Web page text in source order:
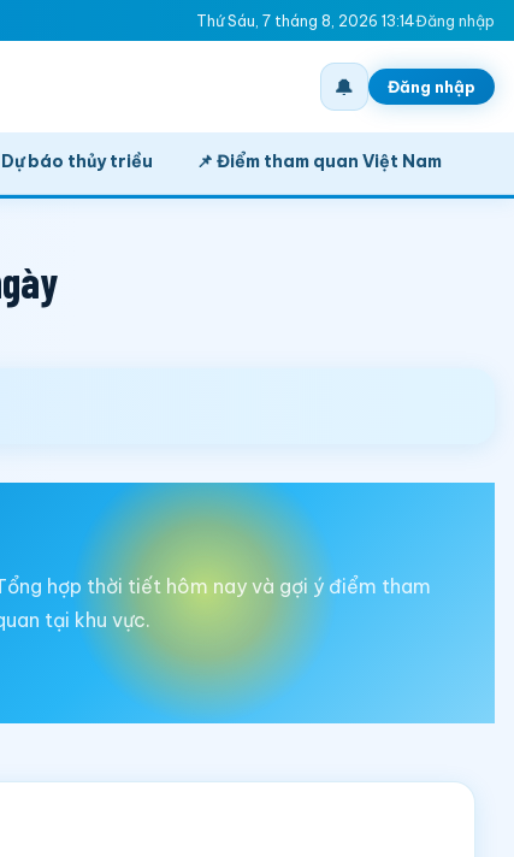
Thứ Sáu, 7 tháng 8, 2026 13:14Đăng nhập
🔔 Đăng nhập
Dự báo thủy triều 📌 Điểm tham quan Việt Nam
hợp thời tiết hôm nay và gợi ý điểm tham
tại khu vực.